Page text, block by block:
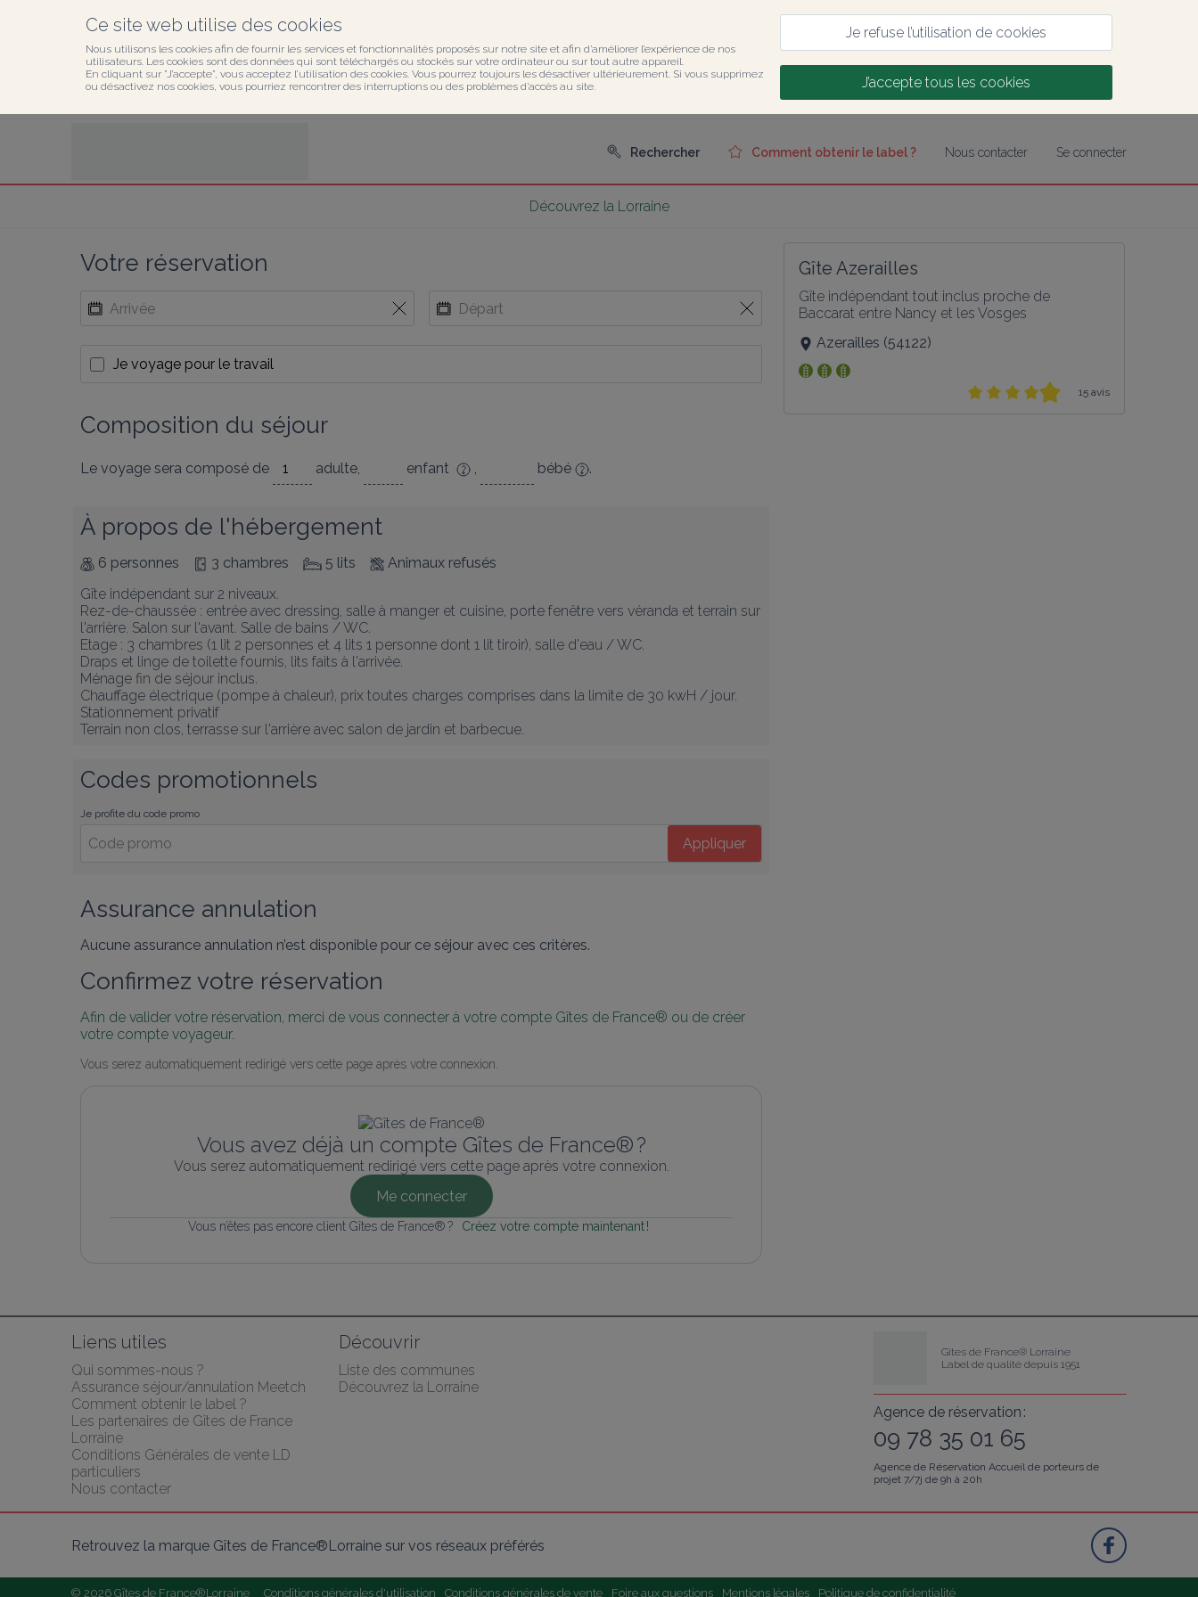
Ce site web utilise des cookies
Nous utilisons les cookies afin de fournir les services et fonctionnalités proposés sur notre site et afin d’améliorer l’expérience de nos
utilisateurs. Les cookies sont des données qui sont téléchargés ou stockés sur votre ordinateur ou sur tout autre appareil.
En cliquant sur ”J’accepte”, vous acceptez l’utilisation des cookies. Vous pourrez toujours les désactiver ultérieurement. Si vous supprimez
ou désactivez nos cookies, vous pourriez rencontrer des interruptions ou des problèmes d’accès au site.
Je refuse l’utilisation de cookies
J’accepte tous les cookies
Rechercher Comment obtenir le label ? Nous contacter Se connecter
Découvrez la Lorraine
Votre réservation
Je voyage pour le travail
Composition du séjour
Le voyage sera composé de adulte, enfant , bébé .
À propos de l'hébergement
6 personnes 3 chambres 5 lits
Animaux refusés
Gîte indépendant sur 2 niveaux.
Rez-de-chaussée : entrée avec dressing, salle à manger et cuisine, porte fenêtre vers véranda et terrain sur
l'arrière. Salon sur l'avant. Salle de bains / WC.
Etage : 3 chambres (1 lit 2 personnes et 4 lits 1 personne dont 1 lit tiroir), salle d'eau / WC.
Draps et linge de toilette fournis, lits faits à l'arrivée.
Ménage fin de séjour inclus.
Chauffage électrique (pompe à chaleur), prix toutes charges comprises dans la limite de 30 kwH / jour.
Stationnement privatif
Terrain non clos, terrasse sur l'arrière avec salon de jardin et barbecue.
Codes promotionnels
Je profite du code promo
Appliquer
Assurance annulation
Aucune assurance annulation n’est disponible pour ce séjour avec ces critères.
Confirmez votre réservation
Afin de valider votre réservation, merci de vous connecter à votre compte Gîtes de France® ou de créer
votre compte voyageur.
Vous serez automatiquement redirigé vers cette page après votre connexion.
Vous avez déjà un compte Gîtes de France® ?
Vous serez automatiquement redirigé vers cette page après votre connexion.
Me connecter
Vous n’êtes pas encore client Gîtes de France® ? Créez votre compte maintenant !
Gîte Azerailles
Gîte indépendant tout inclus proche de
Baccarat entre Nancy et les Vosges
Azerailles (54122)
15 avis
Liens utiles
Qui sommes-nous ?
Assurance séjour/annulation Meetch
Comment obtenir le label ?
Les partenaires de Gîtes de France
Lorraine
Conditions Générales de vente LD
particuliers
Nous contacter
Découvrir
Liste des communes
Découvrez la Lorraine
Gîtes de France® Lorraine
Label de qualité depuis 1951
Agence de réservation :
09 78 35 01 65
Agence de Réservation Accueil de porteurs de
projet 7/7j de 9h à 20h
Retrouvez la marque Gîtes de France®Lorraine sur vos réseaux préférés
© 2026 Gîtes de France®Lorraine Conditions générales d'utilisation Conditions générales de vente Foire aux questions Mentions légales Politique de confidentialité